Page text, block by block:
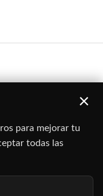
×
para mejorar tu
todas las